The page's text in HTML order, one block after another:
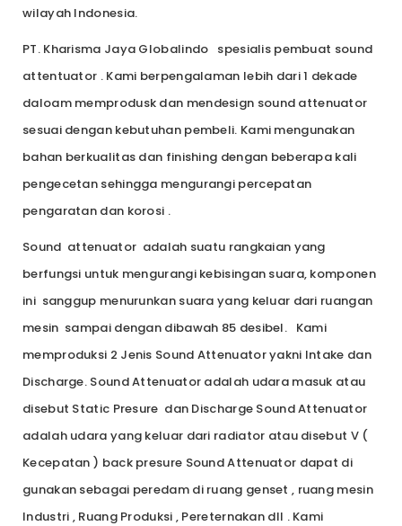
wilayah Indonesia.
PT. Kharisma Jaya Globalindo spesialis pembuat sound
attentuator . Kami berpengalaman lebih dari 1 dekade
daloam memprodusk dan mendesign sound attenuator
sesuai dengan kebutuhan pembeli. Kami mengunakan
bahan berkualitas dan finishing dengan beberapa kali
pengecetan sehingga mengurangi percepatan
pengaratan dan korosi .
Sound attenuator adalah suatu rangkaian yang
berfungsi untuk mengurangi kebisingan suara, komponen
ini sanggup menurunkan suara yang keluar dari ruangan
mesin sampai dengan dibawah 85 desibel. Kami
memproduksi 2 Jenis Sound Attenuator yakni Intake dan
Discharge. Sound Attenuator adalah udara masuk atau
disebut Static Presure dan Discharge Sound Attenuator
adalah udara yang keluar dari radiator atau disebut V (
Kecepatan ) back presure Sound Attenuator dapat di
gunakan sebagai peredam di ruang genset , ruang mesin
Industri , Ruang Produksi , Pereternakan dll . Kami